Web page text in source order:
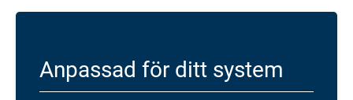
Anpassad för ditt system